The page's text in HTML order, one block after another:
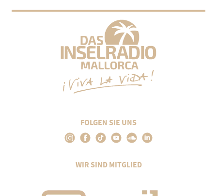
FOLGEN SIE UNS
WIR SIND MITGLIED